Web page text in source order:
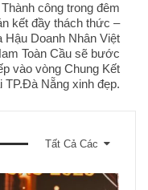
Thành công trong đêm
kết đầy thách thức –
Hậu Doanh Nhân Việt
Toàn Cầu sẽ bước
vào vòng Chung Kết
TP.Đà Nẵng xinh đẹp.
Tất Cả Các